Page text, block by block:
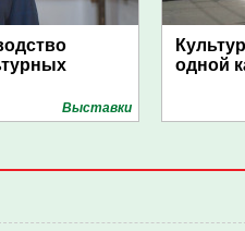
Выставки
одной